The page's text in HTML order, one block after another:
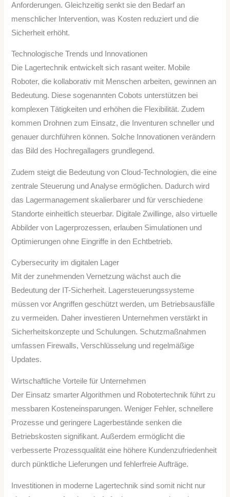
Anforderungen. Gleichzeitig senkt sie den Bedarf an
menschlicher Intervention, was Kosten reduziert und die
Sicherheit erhöht.
Technologische Trends und Innovationen
Die Lagertechnik entwickelt sich rasant weiter. Mobile
Roboter, die kollaborativ mit Menschen arbeiten, gewinnen an
Bedeutung. Diese sogenannten Cobots unterstützen bei
komplexen Tätigkeiten und erhöhen die Flexibilität. Zudem
kommen Drohnen zum Einsatz, die Inventuren schneller und
genauer durchführen können. Solche Innovationen verändern
das Bild des Hochregallagers grundlegend.
Zudem steigt die Bedeutung von Cloud-Technologien, die eine
zentrale Steuerung und Analyse ermöglichen. Dadurch wird
das Lagermanagement skalierbarer und für verschiedene
Standorte einheitlich steuerbar. Digitale Zwillinge, also virtuelle
Abbilder von Lagerprozessen, erlauben Simulationen und
Optimierungen ohne Eingriffe in den Echtbetrieb.
Cybersecurity im digitalen Lager
Mit der zunehmenden Vernetzung wächst auch die
Bedeutung der IT-Sicherheit. Lagersteuerungssysteme
müssen vor Angriffen geschützt werden, um Betriebsausfälle
zu vermeiden. Daher investieren Unternehmen verstärkt in
Sicherheitskonzepte und Schulungen. Schutzmaßnahmen
umfassen Firewalls, Verschlüsselung und regelmäßige
Updates.
Wirtschaftliche Vorteile für Unternehmen
Der Einsatz smarter Algorithmen und Robotertechnik führt zu
messbaren Kosteneinsparungen. Weniger Fehler, schnellere
Prozesse und geringere Lagerbestände senken die
Betriebskosten signifikant. Außerdem ermöglicht die
verbesserte Prozessqualität eine höhere Kundenzufriedenheit
durch pünktliche Lieferungen und fehlerfreie Aufträge.
Investitionen in moderne Lagertechnik sind somit nicht nur